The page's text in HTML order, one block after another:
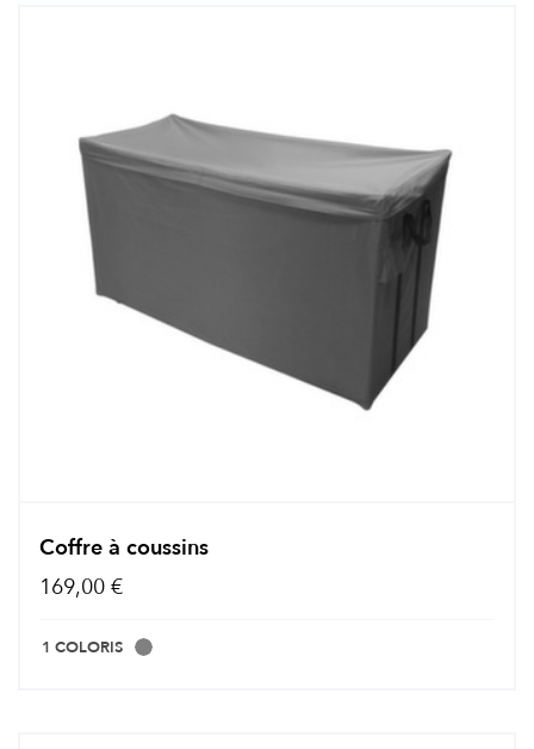
Coffre à coussins
169,00 €
1 COLORIS